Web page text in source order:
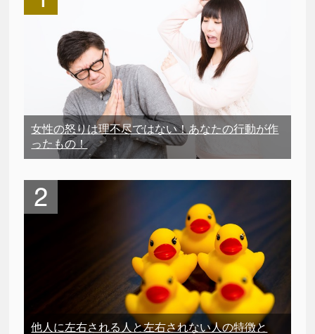
女性の怒りは理不尽ではない！あなたの行動が作
ったもの！
他人に左右される人と左右されない人の特徴と